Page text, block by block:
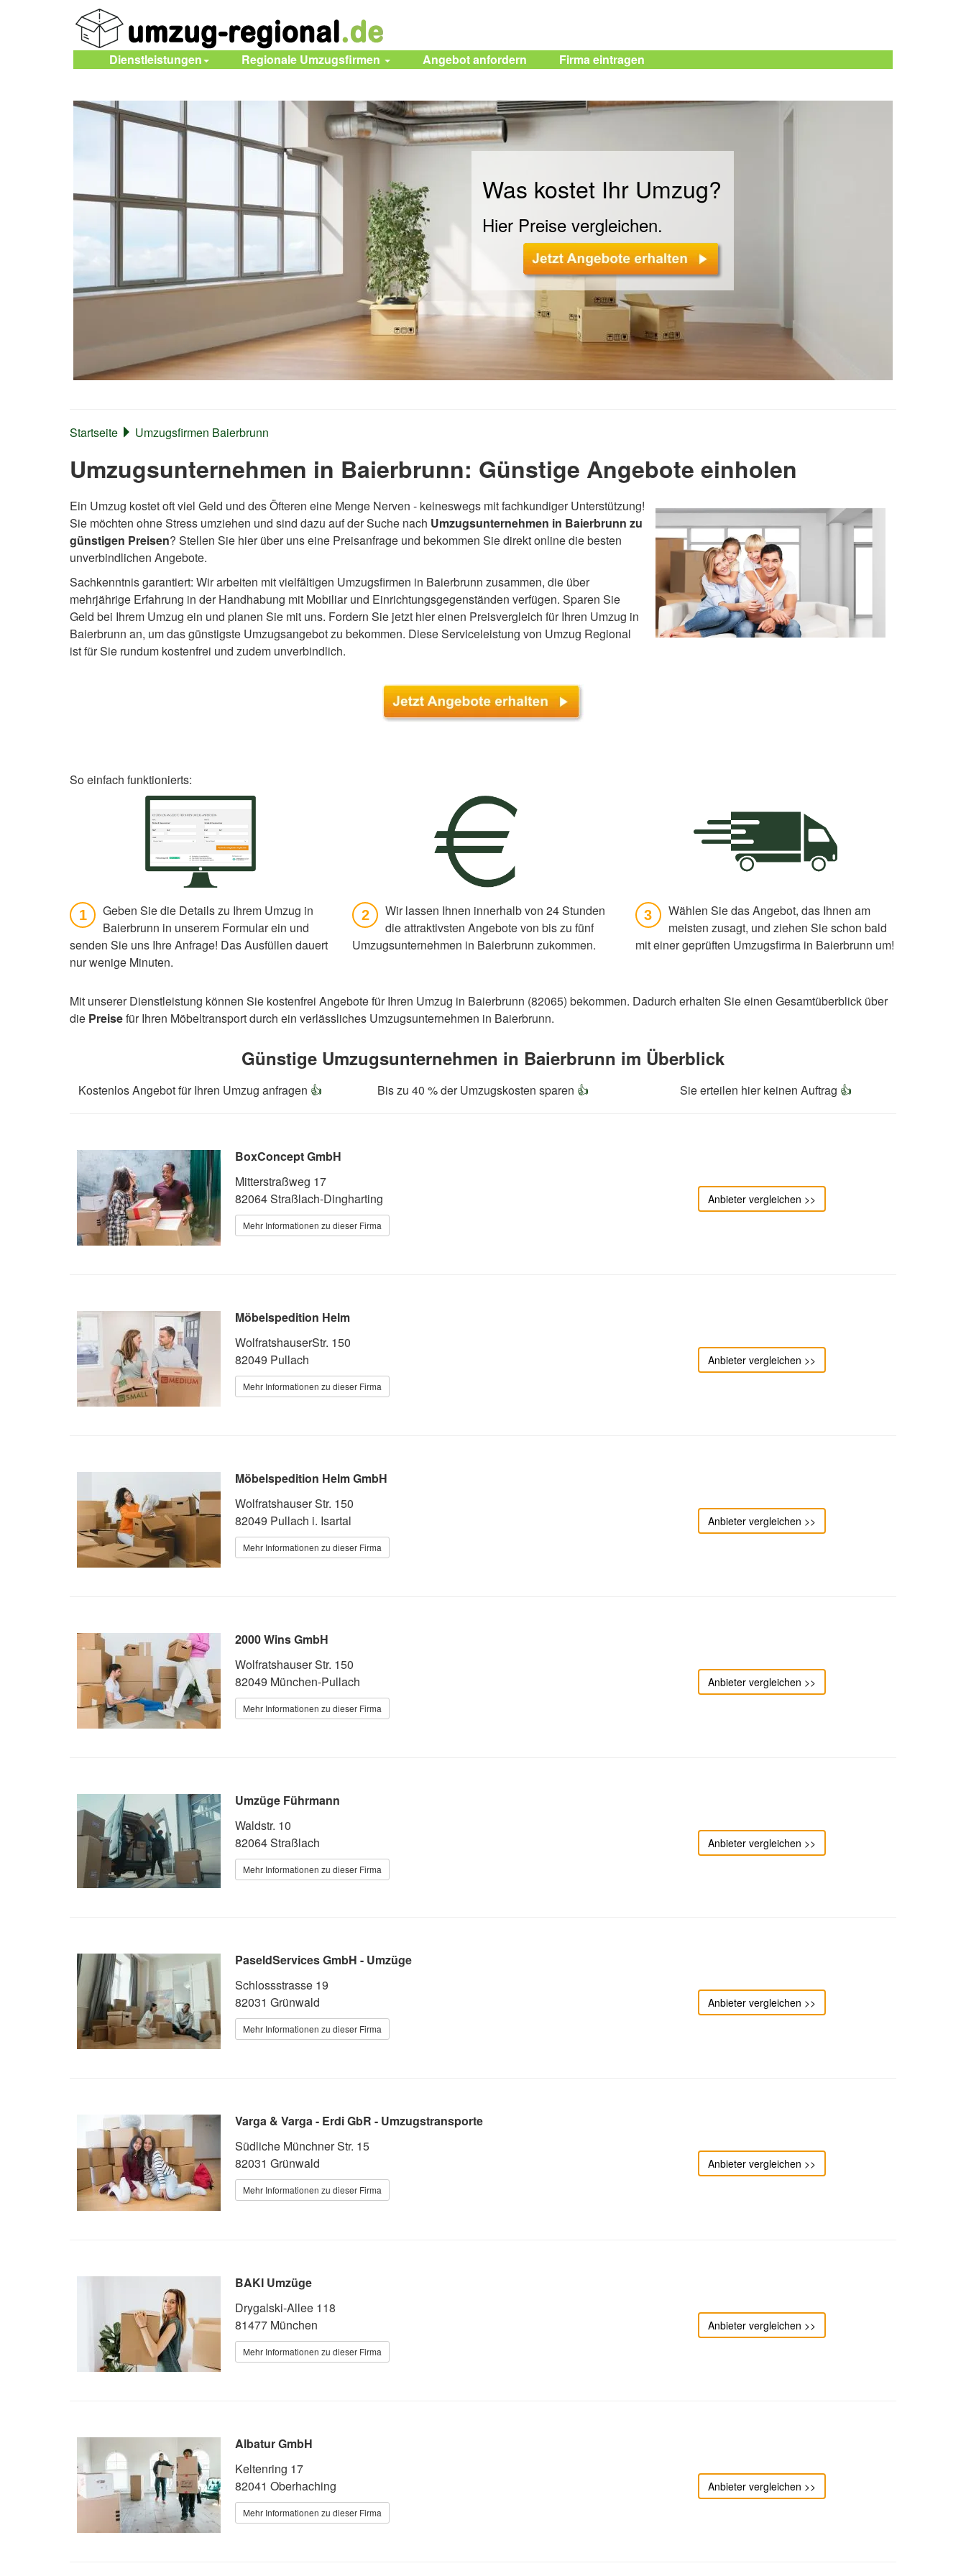
Dienstleistungen Regionale Umzugsfirmen Angebot anfordern Firma eintragen
Was kostet Ihr Umzug?
Hier Preise vergleichen.
Startseite Umzugsfirmen Baierbrunn
Umzugsunternehmen in Baierbrunn: Günstige Angebote einholen
Ein Umzug kostet oft viel Geld und des Öfteren eine Menge Nerven - keineswegs mit fachkundiger Unterstützung!
Sie möchten ohne Stress umziehen und sind dazu auf der Suche nach Umzugsunternehmen in Baierbrunn zu
günstigen Preisen? Stellen Sie hier über uns eine Preisanfrage und bekommen Sie direkt online die besten
unverbindlichen Angebote.
Sachkenntnis garantiert: Wir arbeiten mit vielfältigen Umzugsfirmen in Baierbrunn zusammen, die über
mehrjährige Erfahrung in der Handhabung mit Mobiliar und Einrichtungsgegenständen verfügen. Sparen Sie
Geld bei Ihrem Umzug ein und planen Sie mit uns. Fordern Sie jetzt hier einen Preisvergleich für Ihren Umzug in
Baierbrunn an, um das günstigste Umzugsangebot zu bekommen. Diese Serviceleistung von Umzug Regional
ist für Sie rundum kostenfrei und zudem unverbindlich.
So einfach funktionierts:
1
Geben Sie die Details zu Ihrem Umzug in
Baierbrunn in unserem Formular ein und
senden Sie uns Ihre Anfrage! Das Ausfüllen dauert
nur wenige Minuten.
2
Wir lassen Ihnen innerhalb von 24 Stunden
die attraktivsten Angebote von bis zu fünf
Umzugsunternehmen in Baierbrunn zukommen.
3
Wählen Sie das Angebot, das Ihnen am
meisten zusagt, und ziehen Sie schon bald
mit einer geprüften Umzugsfirma in Baierbrunn um!
Mit unserer Dienstleistung können Sie kostenfrei Angebote für Ihren Umzug in Baierbrunn (82065) bekommen. Dadurch erhalten Sie einen Gesamtüberblick über
die Preisefür Ihren Möbeltransport durch ein verlässliches Umzugsunternehmen in Baierbrunn.
Günstige Umzugsunternehmen in Baierbrunn im Überblick
Kostenlos Angebot für Ihren Umzug anfragen 👍 Bis zu 40 % der Umzugskosten sparen 👍 Sie erteilen hier keinen Auftrag 👍
BoxConcept GmbH
Mitterstraßweg 17
82064 Straßlach-Dingharting
Mehr Informationen zu dieser Firma
Anbieter vergleichen >>
Möbelspedition Helm
WolfratshauserStr. 150
82049 Pullach
Mehr Informationen zu dieser Firma
Anbieter vergleichen >>
Möbelspedition Helm GmbH
Wolfratshauser Str. 150
82049 Pullach i. Isartal
Mehr Informationen zu dieser Firma
Anbieter vergleichen >>
2000 Wins GmbH
Wolfratshauser Str. 150
82049 München-Pullach
Mehr Informationen zu dieser Firma
Anbieter vergleichen >>
Umzüge Führmann
Waldstr. 10
82064 Straßlach
Mehr Informationen zu dieser Firma
Anbieter vergleichen >>
PaseldServices GmbH - Umzüge
Schlossstrasse 19
82031 Grünwald
Mehr Informationen zu dieser Firma
Anbieter vergleichen >>
Varga & Varga - Erdi GbR - Umzugstransporte
Südliche Münchner Str. 15
82031 Grünwald
Mehr Informationen zu dieser Firma
Anbieter vergleichen >>
BAKI Umzüge
Drygalski-Allee 118
81477 München
Mehr Informationen zu dieser Firma
Anbieter vergleichen >>
Albatur GmbH
Keltenring 17
82041 Oberhaching
Mehr Informationen zu dieser Firma
Anbieter vergleichen >>